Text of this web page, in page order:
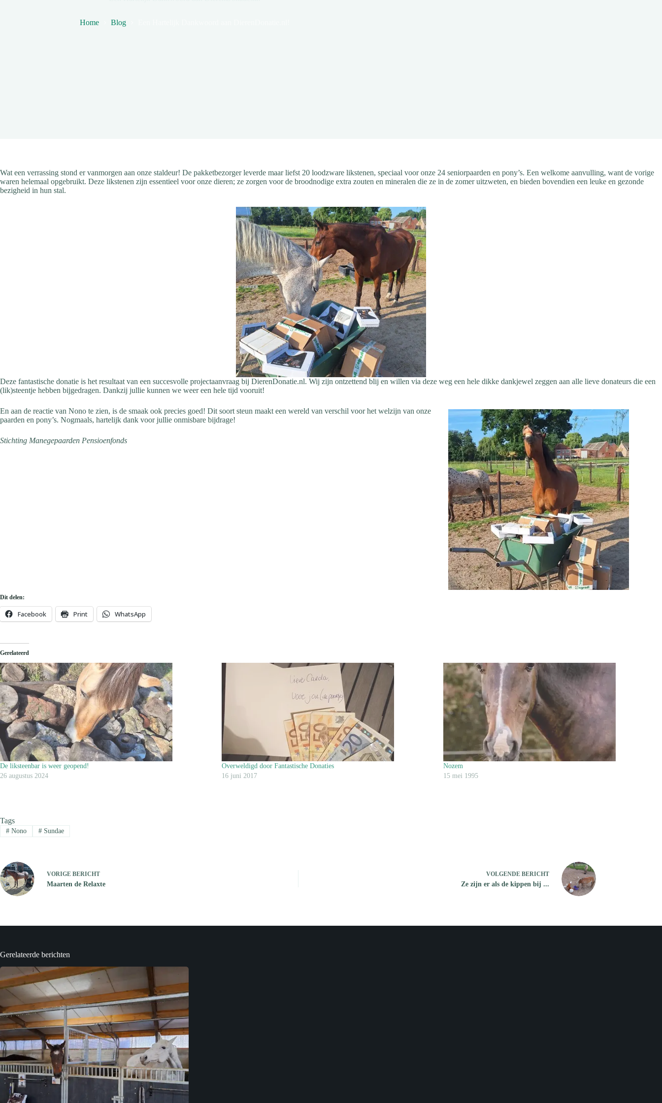
Home Blog
Wat een verrassing stond er vanmorgen aan onze staldeur! De pakketbezorger leverde maar liefst 20 loodzware likstenen, speciaal voor onze 24 seniorpaarden en pony’s. Een welkome aanvulling, want de vorige
waren helemaal opgebruikt. Deze likstenen zijn essentieel voor onze dieren; ze zorgen voor de broodnodige extra zouten en mineralen die ze in de zomer uitzweten, en bieden bovendien een leuke en gezonde
bezigheid in hun stal.
Deze fantastische donatie is het resultaat van een succesvolle projectaanvraag bij DierenDonatie.nl. Wij zijn ontzettend blij en willen via deze weg een hele dikke dankjewel zeggen aan alle lieve donateurs die een
(lik)steentje hebben bijgedragen. Dankzij jullie kunnen we weer een hele tijd vooruit!
En aan de reactie van Nono te zien, is de smaak ook precies goed! Dit soort steun maakt een wereld van verschil voor het welzijn van onze
paarden en pony’s. Nogmaals, hartelijk dank voor jullie onmisbare bijdrage!
Stichting Manegepaarden Pensioenfonds
Dit delen:
Facebook Print WhatsApp
Gerelateerd
De liksteenbar is weer geopend!
26 augustus 2024
Overweldigd door Fantastische Donaties
16 juni 2017
Nozem
15 mei 1995
Tags
#Nono #Sundae
VORIGE BERICHT
Maarten de Relaxte
VOLGENDE BERICHT
Ze zijn er als de kippen bij ...
Gerelateerde berichten